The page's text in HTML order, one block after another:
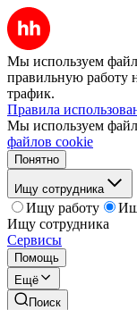
Мы используем
правильную работу
трафик.
Правила
Мы используем
файлов cookie
Понятно
Ищу сотрудника
Ищу работу
Ищу сотрудника
Сервисы
Помощь
Ещё
Поиск